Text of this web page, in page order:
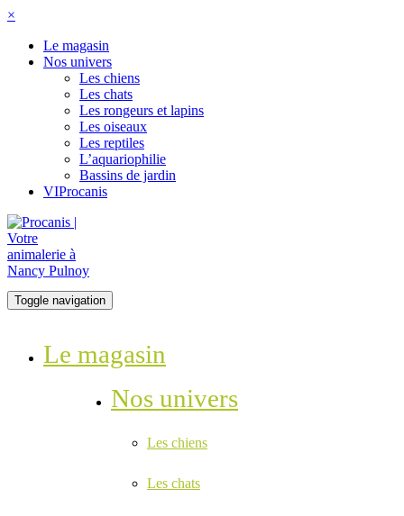
×
Le magasin
Nos univers
Les chiens
Les chats
Les rongeurs et lapins
Les oiseaux
Les reptiles
L’aquariophilie
Bassins de jardin
VIProcanis
Toggle navigation
Le magasin
Nos univers
Les chiens
Les chats